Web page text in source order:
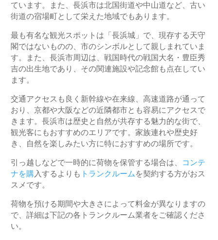
ています。また、長浜市は北国街道や中山道など、古い
街道の宿場町として栄えた地域でもあります。
最も有名な観光スポットは「長浜城」で、現存する天守
閣ではないものの、市のシンボルとして親しまれていま
す。また、長浜市周辺は、戦国時代の戦国大名・豊臣秀
吉の出生地であり、その関連施設や記念館も点在してい
ます。
交通アクセスも良く新幹線や在来線、高速道路が通って
おり、京都や大阪などの近隣都市とも容易にアクセスで
きます。長浜市は歴史と自然が共存する魅力的な街で、
観光客にもおすすめのエリアです。家族連れや歴史好
き、自然を楽しみたい方に特におすすめの場所です。
引っ越しなどで一時的に荷物を保管する場合は、 コンテ
ナを購入するよりも トランクルーム を契約する方がおス
スメです。
荷物を預ける期間や大きさによって料金が異なりますの
で、詳細は下記の各トランクルーム業者をご確認くださ
い。